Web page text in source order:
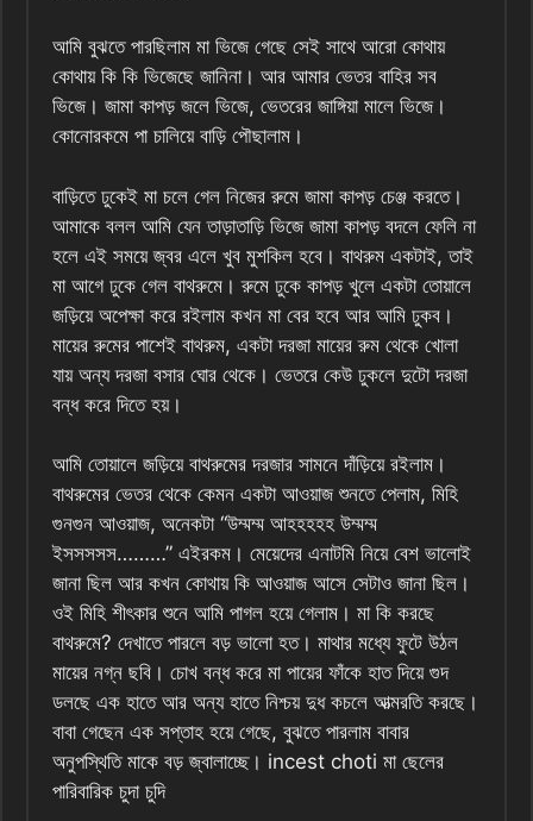
আমি বুঝতে পারছিলাম মা ভিজে গেছে সেই সাথে আরো কোথায়
কোথায় কি কি ভিজেছে জানিনা। আর আমার ভেতর বাহির সব
ভিজে। জামা কাপড় জলে ভিজে, ভেতরের জাঙ্গিয়া মালে ভিজে।
কোনোরকমে পা চালিয়ে বাড়ি পৌছালাম।
বাড়িতে ঢুকেই মা চলে গেল নিজের রুমে জামা কাপড় চেঞ্জ করতে।
আমাকে বলল আমি যেন তাড়াতাড়ি ভিজে জামা কাপড় বদলে ফেলি না
হলে এই সময়ে জ্বর এলে খুব মুশকিল হবে। বাথরুম একটাই, তাই
মা আগে ঢুকে গেল বাথরুমে। রুমে ঢুকে কাপড় খুলে একটা তোয়ালে
জড়িয়ে অপেক্ষা করে রইলাম কখন মা বের হবে আর আমি ঢুকব।
মায়ের রুমের পাশেই বাথরুম, একটা দরজা মায়ের রুম থেকে খোলা
যায় অন্য দরজা বসার ঘোর থেকে। ভেতরে কেউ ঢুকলে দুটো দরজা
বন্ধ করে দিতে হয়।
আমি তোয়ালে জড়িয়ে বাথরুমের দরজার সামনে দাঁড়িয়ে রইলাম।
বাথরুমের ভেতর থেকে কেমন একটা আওয়াজ শুনতে পেলাম, মিহি
গুনগুন আওয়াজ, অনেকটা “উম্মম্ম আহহহহহ উম্মম্ম
ইসসসসস………” এইরকম। মেয়েদের এনাটমি নিয়ে বেশ ভালোই
জানা ছিল আর কখন কোথায় কি আওয়াজ আসে সেটাও জানা ছিল।
ওই মিহি শীৎকার শুনে আমি পাগল হয়ে গেলাম। মা কি করছে
বাথরুমে? দেখাতে পারলে বড় ভালো হত। মাথার মধ্যে ফুটে উঠল
মায়ের নগ্ন ছবি। চোখ বন্ধ করে মা পায়ের ফাঁকে হাত দিয়ে গুদ
ডলছে এক হাতে আর অন্য হাতে নিশ্চয় দুধ কচলে আত্মরতি করছে।
বাবা গেছেন এক সপ্তাহ হয়ে গেছে, বুঝতে পারলাম বাবার
অনুপস্থিতি মাকে বড় জ্বালাচ্ছে। incest choti মা ছেলের
পারিবারিক চুদা চুদি